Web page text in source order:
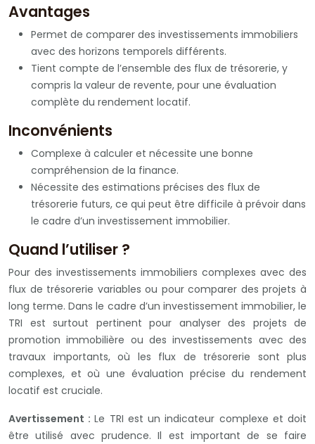
Avantages
Permet de comparer des investissements immobiliers
avec des horizons temporels différents.
Tient compte de l’ensemble des flux de trésorerie, y
compris la valeur de revente, pour une évaluation
complète du rendement locatif.
Inconvénients
Complexe à calculer et nécessite une bonne
compréhension de la finance.
Nécessite des estimations précises des flux de
trésorerie futurs, ce qui peut être difficile à prévoir dans
le cadre d’un investissement immobilier.
Quand l’utiliser ?
Pour des investissements immobiliers complexes avec des
flux de trésorerie variables ou pour comparer des projets à
long terme. Dans le cadre d’un investissement immobilier, le
TRI est surtout pertinent pour analyser des projets de
promotion immobilière ou des investissements avec des
travaux importants, où les flux de trésorerie sont plus
complexes, et où une évaluation précise du rendement
locatif est cruciale.
Avertissement :Le TRI est un indicateur complexe et doit
être utilisé avec prudence. Il est important de se faire